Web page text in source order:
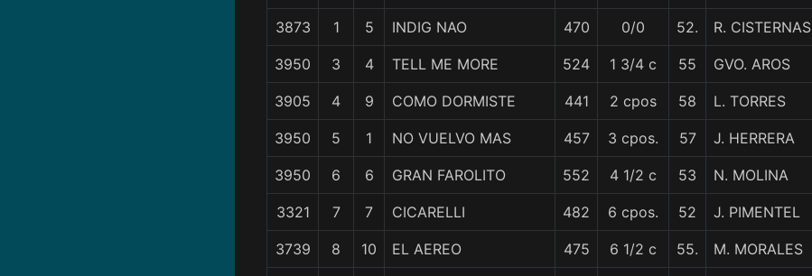
3873 1 5 INDIG NAO 470 0/0 52. R. CISTERNAS
3950 3 4 TELL ME MORE 524 1 3/4 c 55 GVO. AROS
3905 4 9 COMO DORMISTE 441 2 cpos 58 L. TORRES
3950 5 1 NO VUELVO MAS 457 3 cpos. 57 J. HERRERA
3950 6 6 GRAN FAROLITO 552 4 1/2 c 53 N. MOLINA
3321 7 7 CICARELLI 482 6 cpos. 52 J. PIMENTEL
3739 8 10 EL AEREO 475 6 1/2 c 55. M. MORALES